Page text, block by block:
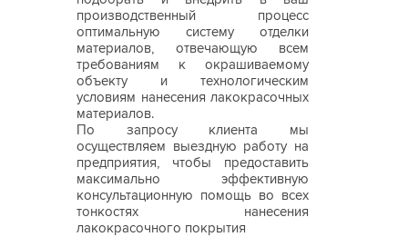
производственный процесс
оптимальную систему отделки
материалов, отвечающую всем
требованиям к окрашиваемому
объекту и технологическим
условиям нанесения лакокрасочных
материалов.
По запросу клиента мы
осуществляем выездную работу на
предприятия, чтобы предоставить
максимально эффективную
консультационную помощь во всех
тонкостях нанесения
лакокрасочного покрытия